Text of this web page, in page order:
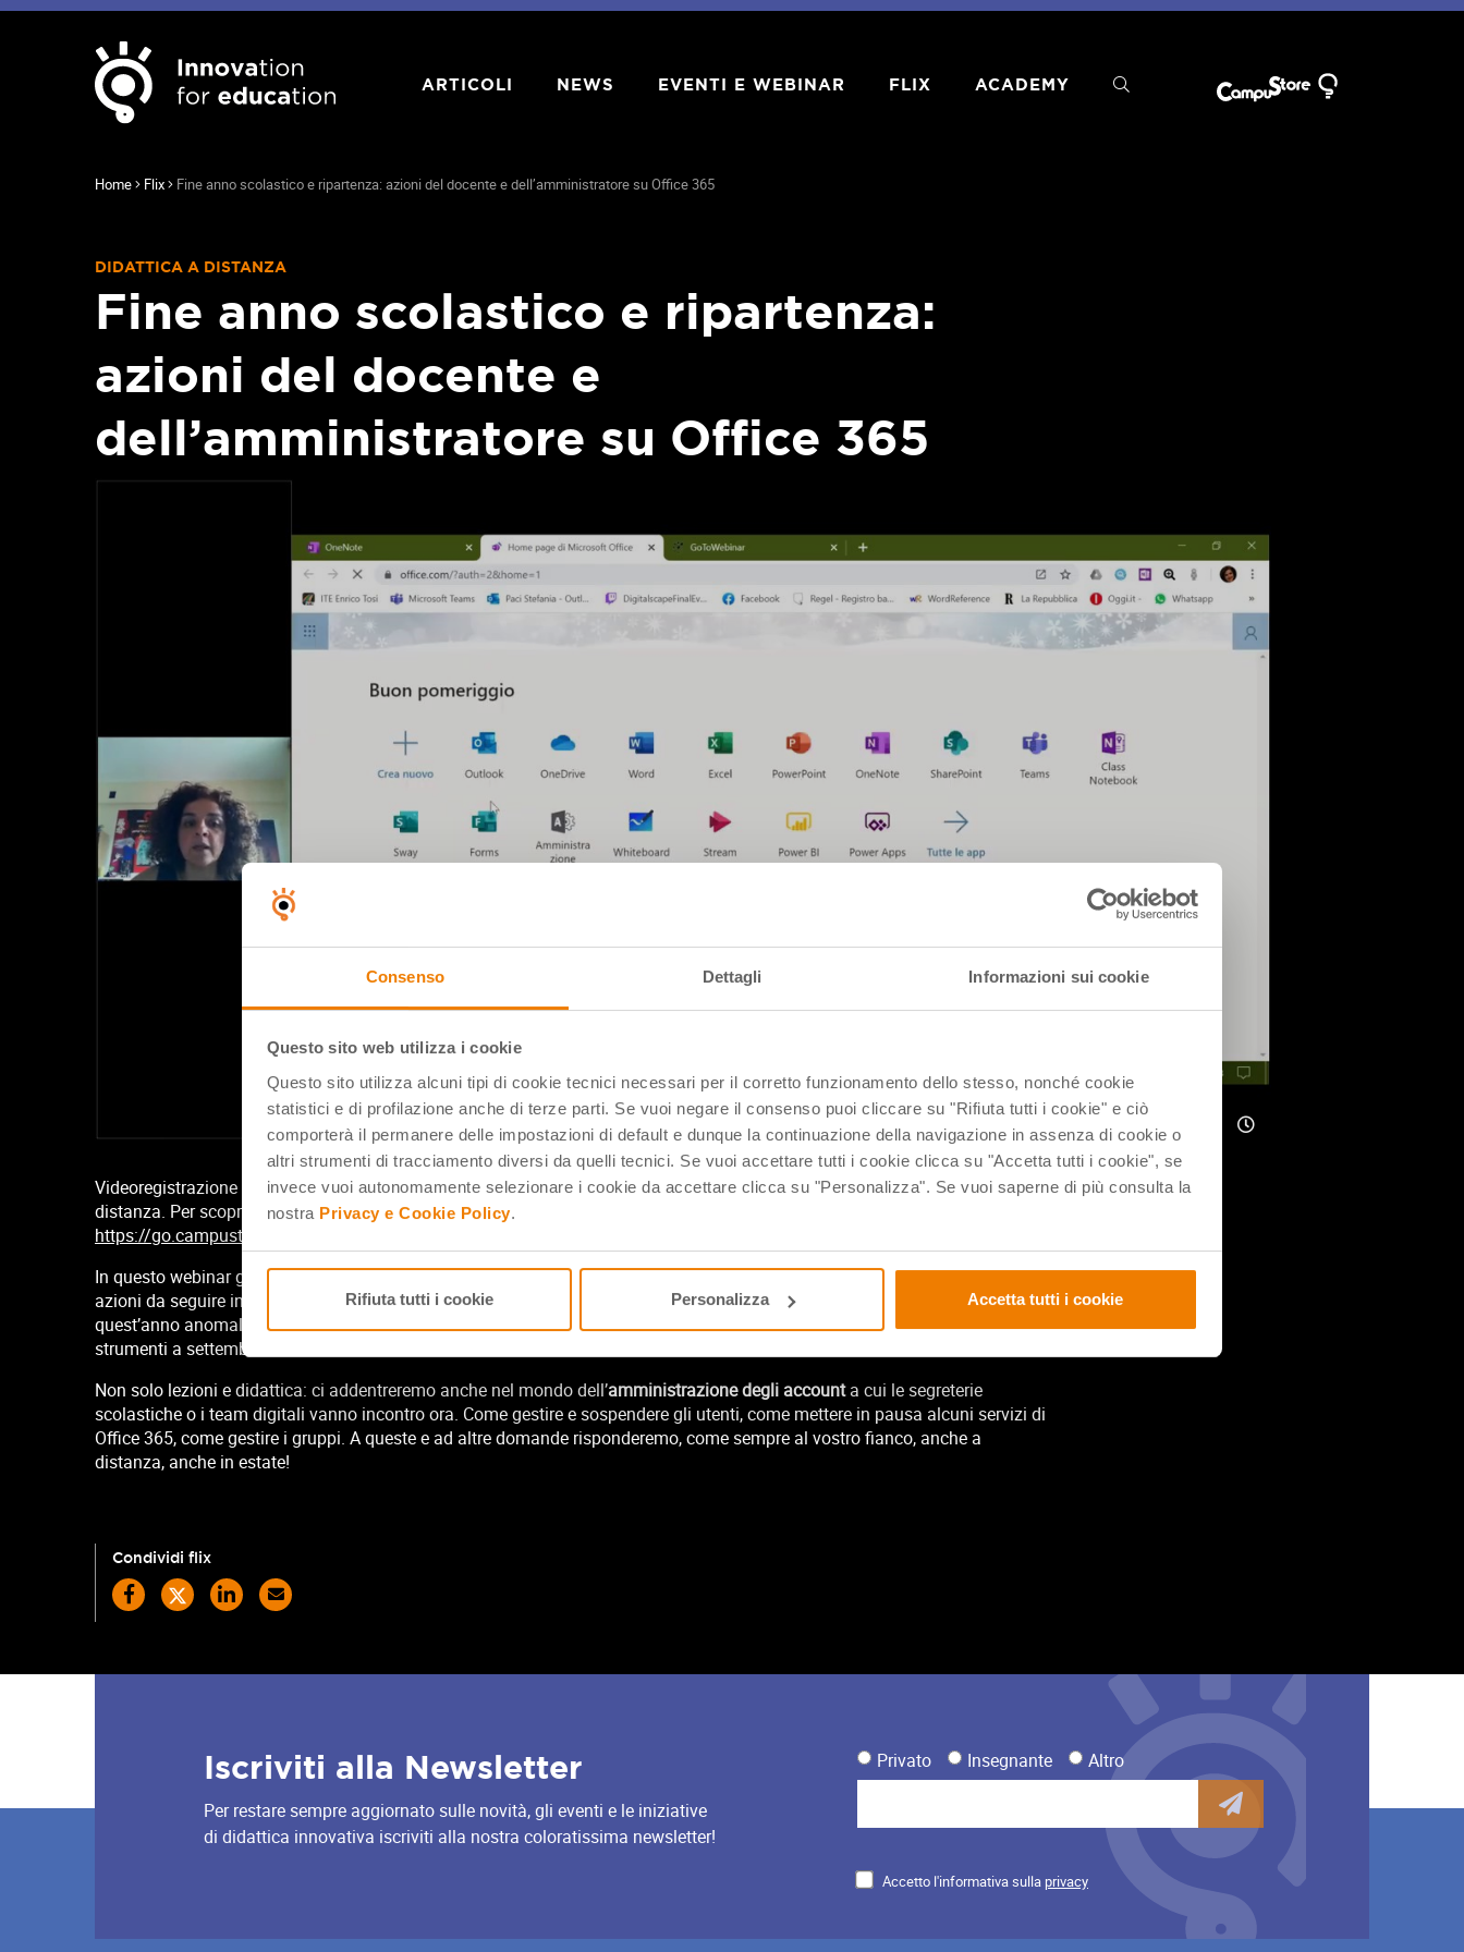
Consenso Dettagli Informazioni sui cookie
Questo sito web utilizza i cookie
Questo sito utilizza alcuni tipi di cookie tecnici necessari per il corretto funzionamento dello stesso, nonché cookie
statistici e di profilazione anche di terze parti. Se vuoi negare il consenso puoi cliccare su "Rifiuta tutti i cookie" e ciò
comporterà il permanere delle impostazioni di default e dunque la continuazione della navigazione in assenza di cookie o
altri strumenti di tracciamento diversi da quelli tecnici. Se vuoi accettare tutti i cookie clicca su "Accetta tutti i cookie", se
invece vuoi autonomamente selezionare i cookie da accettare clicca su "Personalizza". Se vuoi saperne di più consulta la
nostra Privacy e Cookie Policy.
Rifiuta tutti i cookie Personalizza Accetta tutti i cookie
ARTICOLI NEWS EVENTI E WEBINAR FLIX ACADEMY
Home Flix Fine anno scolastico e ripartenza: azioni del docente e dell’amministratore su Office 365
DIDATTICA A DISTANZA
Fine anno scolastico e ripartenza:
azioni del docente e
dell’amministratore su Office 365
Videoregistrazione del webinar gratuito CampuStore andato in onda il 22 giugno 2020 per il ciclo dedicato alla didattica a
distanza. Per scoprire tutti i webinar gratuiti dedicati alla didattica a distanza visita questo link:
https://go.campustore.it/webinar-didattica
In questo webinar gratuitoStefania Pacidell’ITE Tosi di Busto Arsizio (VA) eSilvio Accomandoci illustreranno i passi e le
azioni da seguire in
Teams, OneDrive, Forms e nelle altre applicazioni di Office 365una volta finite le lezioni, per chiudere
quest’anno anomalo al meglio e prepararsi nel migliore dei modi all’anno che verrà, per ripartire con la giusta grinta e i giusti
strumenti a settembre.
Non solo lezioni e didattica: ci addentreremo anche nel mondo dell’amministrazione degli accounta cui le segreterie
scolastiche o i team digitali vanno incontro ora. Come gestire e sospendere gli utenti, come mettere in pausa alcuni servizi di
Office 365, come gestire i gruppi. A queste e ad altre domande risponderemo, come sempre al vostro fianco, anche a
distanza, anche in estate!
Condividi flix
Iscriviti alla Newsletter
Per restare sempre aggiornato sulle novità, gli eventi e le iniziative
di didattica innovativa iscriviti alla nostra coloratissima newsletter!
Privato Insegnante Altro
Accetto l'informativa sulla privacy